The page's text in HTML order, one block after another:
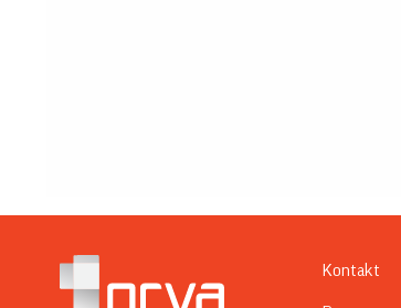
Kontakt